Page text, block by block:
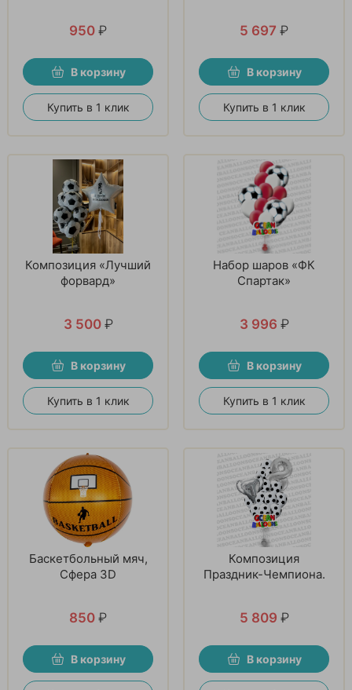
950 ₽
В корзину
Купить в 1 клик
5 697 ₽
В корзину
Купить в 1 клик
Композиция «Лучший
форвард»
3 500 ₽
В корзину
Купить в 1 клик
Набор шаров «ФК
Спартак»
3 996 ₽
В корзину
Купить в 1 клик
Баскетбольный мяч,
Сфера 3D
850 ₽
В корзину
Композиция
Праздник-Чемпиона.
5 809 ₽
В корзину